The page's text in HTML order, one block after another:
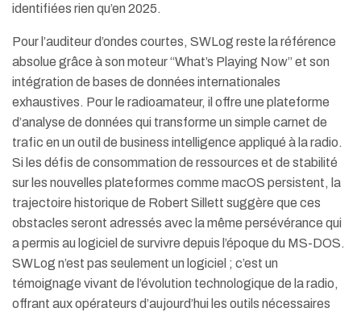
identifiées rien qu’en 2025.
Pour l’auditeur d’ondes courtes, SWLog reste la référence
absolue grâce à son moteur “What’s Playing Now” et son
intégration de bases de données internationales
exhaustives. Pour le radioamateur, il offre une plateforme
d’analyse de données qui transforme un simple carnet de
trafic en un outil de business intelligence appliqué à la radio.
Si les défis de consommation de ressources et de stabilité
sur les nouvelles plateformes comme macOS persistent, la
trajectoire historique de Robert Sillett suggère que ces
obstacles seront adressés avec la même persévérance qui
a permis au logiciel de survivre depuis l’époque du MS-DOS.
SWLog n’est pas seulement un logiciel ; c’est un
témoignage vivant de l’évolution technologique de la radio,
offrant aux opérateurs d’aujourd’hui les outils nécessaires